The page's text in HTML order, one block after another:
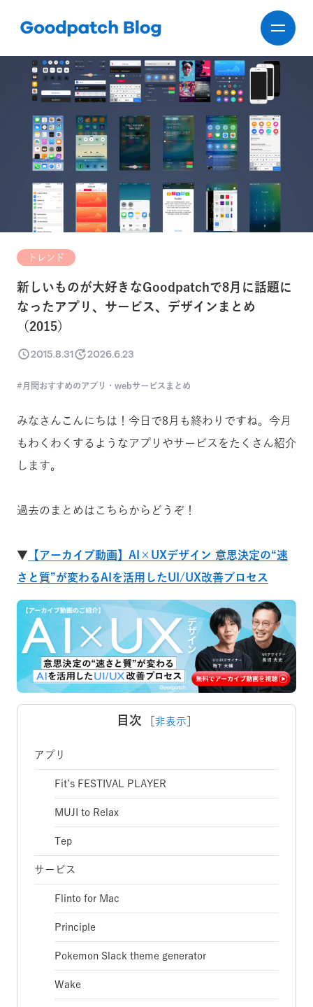
トレンド
新しいものが大好きなGoodpatchで8月に話題に
なったアプリ、サービス、デザインまとめ
（2015）
2015.8.31 2026.6.23
月間おすすめのアプリ・webサービスまとめ
みなさんこんにちは！今日で8月も終わりですね。今月
もわくわくするようなアプリやサービスをたくさん紹介
します。
過去のまとめはこちらからどうぞ！
▼ 【アーカイブ動画】AI×UXデザイン 意思決定の“速
さと質”が変わるAIを活用したUI/UX改善プロセス
目次 非表示
アプリ
Fit’s FESTIVAL PLAYER
MUJI to Relax
Tep
サービス
Flinto for Mac
Principle
Pokemon Slack theme generator
Wake